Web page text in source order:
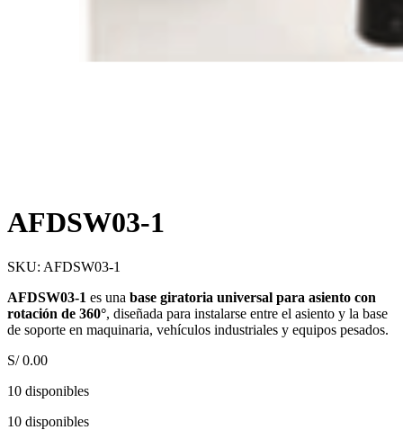
AFDSW03-1
SKU: AFDSW03-1
AFDSW03-1 es una base giratoria universal para asiento con
rotación de 360°, diseñada para instalarse entre el asiento y la base
de soporte en maquinaria, vehículos industriales y equipos pesados.
S/0.00
10 disponibles
10 disponibles